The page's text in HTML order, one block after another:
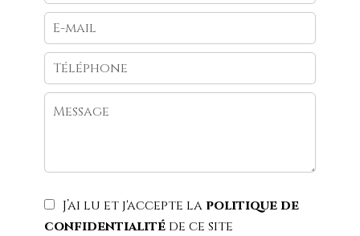
J’ai lu et j'accepte la politique de
confidentialité de ce site